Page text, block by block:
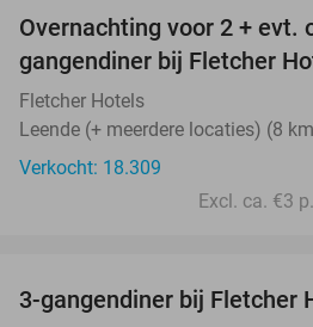
Overnachting voor 2 + evt.
gangendiner bij Fletcher
Fletcher Hotels
Leende (+ meerdere locaties) (8
Verkocht: 18.309
Excl. ca. €3
3-gangendiner bij Fletcher